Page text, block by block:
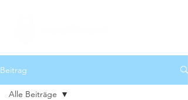
Beitrag
Alle Beiträge